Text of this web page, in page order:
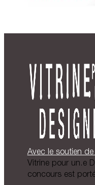
Avec le soutien de
Vitrine pour un.e
concours est